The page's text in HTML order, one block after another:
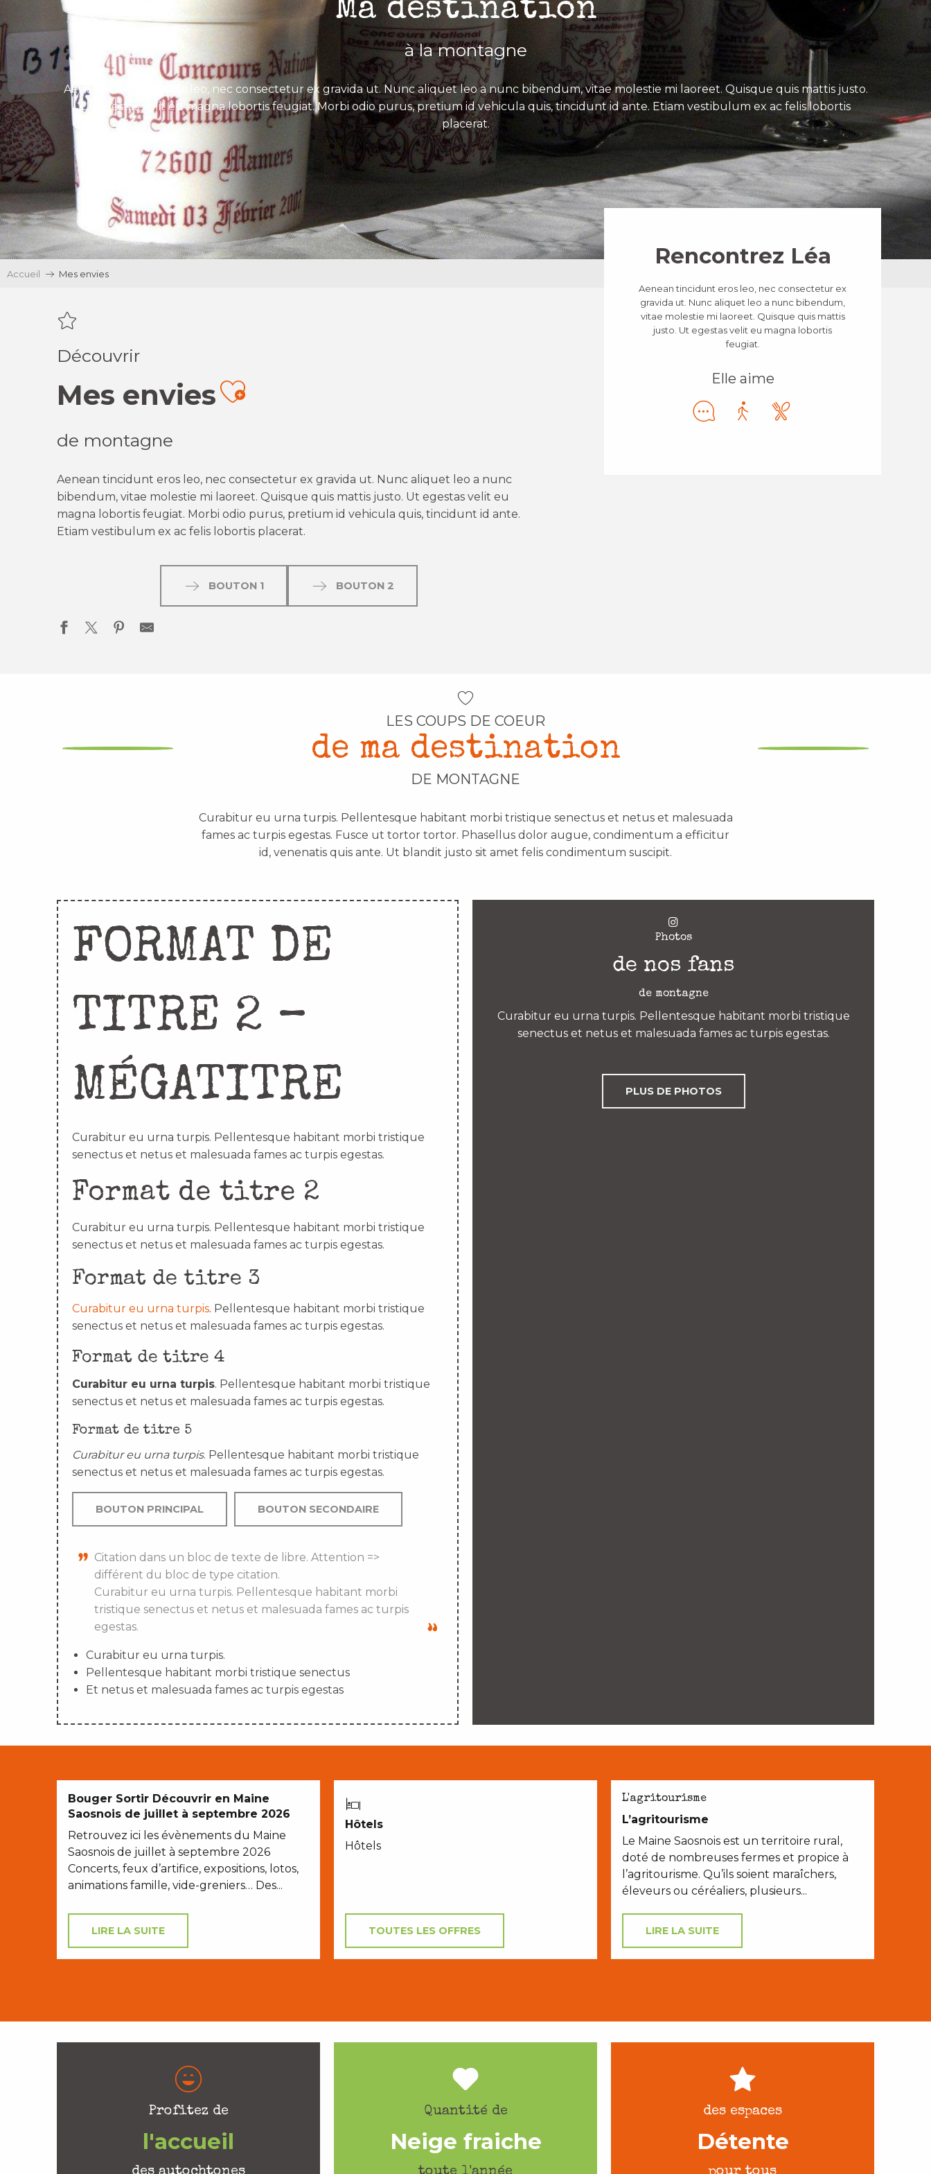
Ma destination
à la montagne
Aenean tincidunt eros leo, nec consectetur ex gravida ut. Nunc aliquet leo a nunc bibendum, vitae molestie mi laoreet. Quisque quis mattis justo.
Ut egestas velit eu magna lobortis feugiat. Morbi odio purus, pretium id vehicula quis, tincidunt id ante. Etiam vestibulum ex ac felis lobortis
placerat.
Accueil Mes envies
Découvrir
Mes enviesAjouter aux favoris
de montagne
Aenean tincidunt eros leo, nec consectetur ex gravida ut. Nunc aliquet leo a nunc
bibendum, vitae molestie mi laoreet. Quisque quis mattis justo. Ut egestas velit eu
magna lobortis feugiat. Morbi odio purus, pretium id vehicula quis, tincidunt id ante.
Etiam vestibulum ex ac felis lobortis placerat.
BOUTON 1 BOUTON 2
Rencontrez Léa
Aenean tincidunt eros leo, nec consectetur ex
gravida ut. Nunc aliquet leo a nunc bibendum,
vitae molestie mi laoreet. Quisque quis mattis
justo. Ut egestas velit eu magna lobortis
feugiat.
Elle aime
LES COUPS DE COEUR
de ma destination
DE MONTAGNE
Curabitur eu urna turpis. Pellentesque habitant morbi tristique senectus et netus et malesuada
fames ac turpis egestas. Fusce ut tortor tortor. Phasellus dolor augue, condimentum a efficitur
id, venenatis quis ante. Ut blandit justo sit amet felis condimentum suscipit.
FORMAT DE
TITRE 2 –
MÉGATITRE
Curabitur eu urna turpis. Pellentesque habitant morbi tristique
senectus et netus et malesuada fames ac turpis egestas.
Format de titre 2
Curabitur eu urna turpis. Pellentesque habitant morbi tristique
senectus et netus et malesuada fames ac turpis egestas.
Format de titre 3
Curabitur eu urna turpis. Pellentesque habitant morbi tristique
senectus et netus et malesuada fames ac turpis egestas.
Format de titre 4
Curabitur eu urna turpis. Pellentesque habitant morbi tristique
senectus et netus et malesuada fames ac turpis egestas.
Format de titre 5
Curabitur eu urna turpis. Pellentesque habitant morbi tristique
senectus et netus et malesuada fames ac turpis egestas.
BOUTON PRINCIPAL BOUTON SECONDAIRE
Citation dans un bloc de texte de libre. Attention =>
différent du bloc de type citation.
Curabitur eu urna turpis. Pellentesque habitant morbi
tristique senectus et netus et malesuada fames ac turpis
egestas.
Curabitur eu urna turpis.
Pellentesque habitant morbi tristique senectus
Et netus et malesuada fames ac turpis egestas
Photos
de nos fans
de montagne
Curabitur eu urna turpis. Pellentesque habitant morbi tristique
senectus et netus et malesuada fames ac turpis egestas.
PLUS DE PHOTOS
Bouger Sortir Découvrir en Maine
Saosnois de juillet à septembre 2026
Retrouvez ici les évènements du Maine
Saosnois de juillet à septembre 2026
Concerts, feux d’artifice, expositions, lotos,
animations famille, vide-greniers… Des...
LIRE LA SUITE
Hôtels
Hôtels
TOUTES LES OFFRES
L'agritourisme
L’agritourisme
Le Maine Saosnois est un territoire rural,
doté de nombreuses fermes et propice à
l’agritourisme. Qu’ils soient maraîchers,
éleveurs ou céréaliers, plusieurs...
LIRE LA SUITE
Profitez de
l'accueil
Quantité de
Neige fraiche
des espaces
Détente